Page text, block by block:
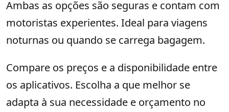
Ambas as opções são seguras e contam com
motoristas experientes. Ideal para viagens
noturnas ou quando se carrega bagagem.
Compare os preços e a disponibilidade entre
os aplicativos. Escolha a que melhor se
adapta à sua necessidade e orçamento no